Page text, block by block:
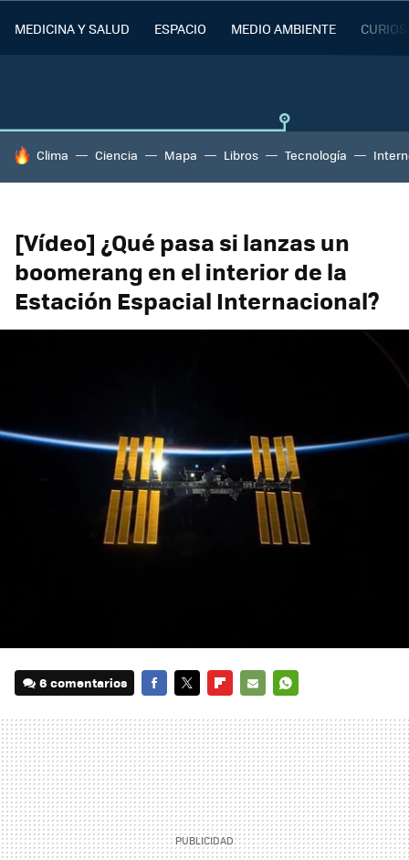
MEDICINA Y SALUD ESPACIO MEDIO AMBIENTE
HOY SE HABLA DE
Clima Ciencia Mapa Libros Tecnología
[Vídeo] ¿Qué pasa si lanzas un
boomerang en el interior de la
Estación Espacial Internacional?
6 comentarios
MAIL